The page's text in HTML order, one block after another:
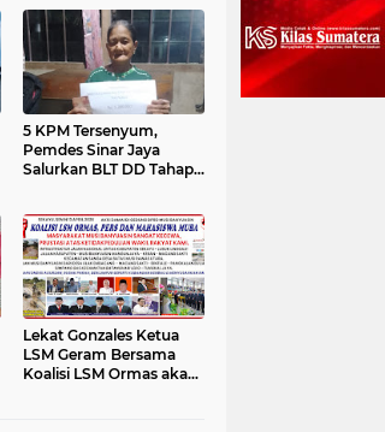
5 KPM Tersenyum,
Pemdes Sinar Jaya
Salurkan BLT DD Tahap
Lekat Gonzales Ketua
LSM Geram Bersama
Koalisi LSM Ormas akan